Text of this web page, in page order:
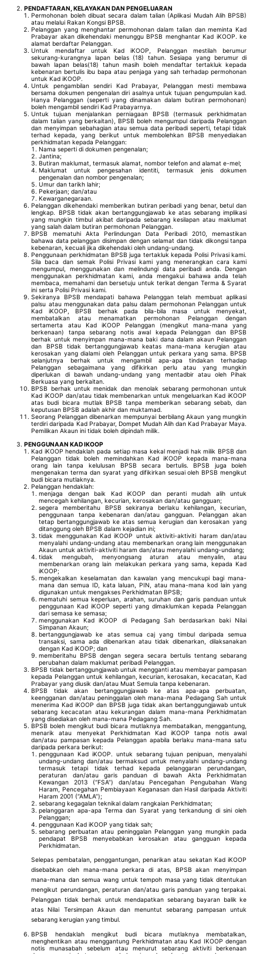
PENDAFTARAN, KELAYAKAN DAN PENGELUARAN
Permohonan boleh dibuat secara dalam talian (Aplikasi Mudah Alih BPSB)
atau melalui Rakan Kongsi BPSB.
Pelanggan yang menghantar permohonan dalam talian dan meminta Kad
Prabayar akan dikehendaki menunggu BPSB menghantar Kad iKOOP. ke
alamat berdaftar Pelanggan.
Untuk mendaftar untuk Kad iKOOP, Pelanggan mestilah berumur
sekurang-kurangnya lapan belas (18) tahun. Sesiapa yang berumur di
bawah lapan belas(18) tahun masih boleh mendaftar tertakluk kepada
kebenaran bertulis ibu bapa atau penjaga yang sah terhadap permohonan
untuk Kad iKOOP.
Untuk pengambilan sendiri Kad Prabayar, Pelanggan mesti membawa
bersama dokumen pengenalan diri asalnya untuk tujuan pengumpulan kad.
Hanya Pelanggan (seperti yang dinamakan dalam butiran permohonan)
boleh mengambil sendiri Kad Prabayarnya.
Untuk tujuan menjalankan perniagaan BPSB (termasuk perkhidmatan
dalam talian yang berkaitan), BPSB boleh mengumpul daripada Pelanggan
dan menyimpan sebahagian atau semua data peribadi seperti, tetapi tidak
terhad kepada, yang berikut untuk membolehkan BPSB menyediakan
perkhidmatan kepada Pelanggan:
Nama seperti di dokumen pengenalan;
Jantina;
Butiran maklumat, termasuk alamat, nombor telefon and alamat e-mel;
Maklumat untuk pengesahan identiti, termasuk jenis dokumen
pengenalan dan nombor pengenalan;
Umur dan tarikh lahir;
Pekerjaan; dan/atau
Kewarganegaraan.
Pelanggan dikehendaki memberikan butiran peribadi yang benar, betul dan
lengkap. BPSB tidak akan bertanggungjawab ke atas sebarang implikasi
yang mungkin timbul akibat daripada sebarang kesilapan atau maklumat
yang salah dalam butiran permohonan Pelanggan.
BPSB mematuhi Akta Perlindungan Data Peribadi 2010, memastikan
bahawa data pelanggan disimpan dengan selamat dan tidak dikongsi tanpa
kebenaran, kecuali jika dikehendaki oleh undang-undang.
Penggunaan perkhidmatan BPSB juga tertakluk kepada Polisi Privasi kami.
Sila baca dan semak Polisi Privasi kami yang menerangkan cara kami
mengumpul, menggunakan dan melindungi data peribadi anda. Dengan
menggunakan perkhidmatan kami, anda mengakui bahawa anda telah
membaca, memahami dan bersetuju untuk terikat dengan Terma & Syarat
ini serta Polisi Privasi kami.
Sekiranya BPSB mendapati bahawa Pelanggan telah membuat aplikasi
palsu atau menggunakan data palsu dalam permohonan Pelanggan untuk
Kad iKOOP, BPSB berhak pada bila-bila masa untuk menyekat,
membatalkan atau menamatkan permohonan Pelanggan dengan
sertamerta atau Kad iKOOP Pelanggan (mengikut mana-mana yang
berkenaan) tanpa sebarang notis awal kepada Pelanggan dan BPSB
berhak untuk menyimpan mana-mana baki dana dalam akaun Pelanggan
dan BPSB tidak bertanggungjawab keatas mana-mana kerugian atau
kerosakan yang dialami oleh Pelanggan untuk perkara yang sama. BPSB
selanjutnya berhak untuk mengambil apa-apa tindakan terhadap
Pelanggan sebagaimana yang difikirkan perlu atau yang mungkin
diperlukan di bawah undang-undang yang mentadbir atau oleh Pihak
Berkuasa yang berkaitan.
BPSB berhak untuk menidak dan menolak sebarang permohonan untuk
Kad iKOOP dan/atau tidak membenarkan untuk mengeluarkan Kad iKOOP
atas budi bicara mutlak BPSB tanpa memberikan sebarang sebab, dan
keputusan BPSB adalah akhir dan muktamad.
Seorang Pelanggan dibenarkan mempunyai berbilang Akaun yang mungkin
terdiri daripada Kad Prabayar, Dompet Mudah Alih dan Kad Prabayar Maya.
Pemilikan Akaun ini tidak boleh dipindah milik.
PENGGUNAAN KAD IKOOP
Kad iKOOP hendaklah pada setiap masa kekal menjadi hak milik BPSB dan
Pelanggan tidak boleh memindahkan Kad iKOOP kepada mana-mana
orang lain tanpa kelulusan BPSB secara bertulis. BPSB juga boleh
mengenakan terma dan syarat yang difikirkan sesuai oleh BPSB mengikut
budi bicara mutlaknya.
Pelanggan hendaklah:
menjaga dengan baik Kad iKOOP dan peranti mudah alih untuk
mencegah kehilangan, kecurian, kerosakan dan/atau gangguan;
segera memberitahu BPSB sekiranya berlaku kehilangan, kecurian,
penggunaan tanpa kebenaran dan/atau gangguan. Pelanggan akan
tetap bertanggungjawab ke atas semua kerugian dan kerosakan yang
ditanggung oleh BPSB dalam kejadian ini;
tidak menggunakan Kad iKOOP untuk aktiviti-aktiviti haram dan/atau
menyalahi undang-undang atau membenarkan orang lain menggunakan
Akaun untuk aktiviti-aktiviti haram dan/atau menyalahi undang-undang;
tidak mengubah, menyongsang aturan atau menyalin, atau
membenarkan orang lain melakukan perkara yang sama, kepada Kad
iKOOP;
mengekalkan keselamatan dan kawalan yang mencukupi bagi mana-
mana dan semua ID, kata laluan, PIN, atau mana-mana kod lain yang
digunakan untuk mengakses Perkhidmatan BPSB;
mematuhi semua keperluan, arahan, suruhan dan garis panduan untuk
penggunaan Kad iKOOP seperti yang dimaklumkan kepada Pelanggan
dari semasa ke semasa;
menggunakan Kad iKOOP di Pedagang Sah berdasarkan baki Nilai
Simpanan Akaun;
bertanggungjawab ke atas semua caj yang timbul daripada semua
transaksi, sama ada dibenarkan atau tidak dibenarkan, dilaksanakan
dengan Kad iKOOP; dan
memberitahu BPSB dengan segera secara bertulis tentang sebarang
perubahan dalam maklumat peribadi Pelanggan.
BPSB tidak bertanggungjawab untuk mengganti atau membayar pampasan
kepada Pelanggan untuk kehilangan, kecurian, kerosakan, kecacatan, Kad
Prabayar yang diusik dan/atau Muat Semula tanpa kebenaran.
BPSB tidak akan bertanggungjawab ke atas apa-apa perbuatan,
keengganan dan/atau peninggalan oleh mana-mana Pedagang Sah untuk
menerima Kad iKOOP dan BPSB juga tidak akan bertanggungjawab untuk
sebarang kecacatan atau kekurangan dalam mana-mana Perkhidmatan
yang disediakan oleh mana-mana Pedagang Sah.
BPSB boleh mengikut budi bicara mutlaknya membatalkan, menggantung,
menarik atau menyekat Perkhidmatan Kad iKOOP tanpa notis awal
dan/atau pampasan kepada Pelanggan apabila berlaku mana-mana satu
daripada perkara berikut:
penggunaan Kad iKOOP. untuk sebarang tujuan penipuan, menyalahi
undang-undang dan/atau bermaksud untuk menyalahi undang-undang
termasuk tetapi tidak terhad kepada pelanggaran perundangan,
peraturan dan/atau garis panduan di bawah Akta Perkhidmatan
Kewangan 2013 (“FSA”) dan/atau Pencegahan Pengubahan Wang
Haram, Pencegahan Pembiayaan Keganasan dan Hasil daripada Aktiviti
Haram 2001 (“AMLA”);
sebarang kegagalan teknikal dalam rangkaian Perkhidmatan;
pelanggaran apa-apa Terma dan Syarat yang terkandung di sini oleh
Pelanggan;
penggunaan Kad iKOOP yang tidak sah;
sebarang perbuatan atau peninggalan Pelanggan yang mungkin pada
pendapat BPSB menyebabkan kerosakan atau gangguan kepada
Perkhidmatan.
Selepas pembatalan, penggantungan, penarikan atau sekatan Kad iKOOP
disebabkan oleh mana-mana perkara di atas, BPSB akan menyimpan
mana-mana dan semua wang untuk tempoh masa yang tidak ditentukan
mengikut perundangan, peraturan dan/atau garis panduan yang terpakai.
Pelanggan tidak berhak untuk mendapatkan sebarang bayaran balik ke
atas Nilai Tersimpan Akaun dan menuntut sebarang pampasan untuk
sebarang kerugian yang timbul.
BPSB hendaklah mengikut budi bicara mutlaknya membatalkan,
menghentikan atau menggantung Perkhidmatan atau Kad IKOOP dengan
notis munasabah sebelum atau menurut sebarang aktiviti berkenaan